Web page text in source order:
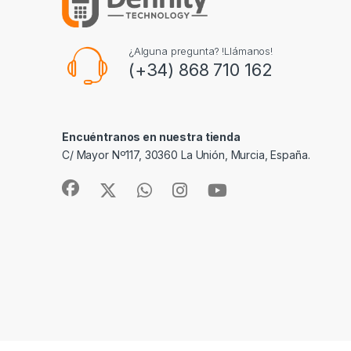
¿Alguna pregunta? !Llámanos!
(+34) 868 710 162
Encuéntranos en nuestra tienda
C/ Mayor Nº117, 30360 La Unión, Murcia, España.